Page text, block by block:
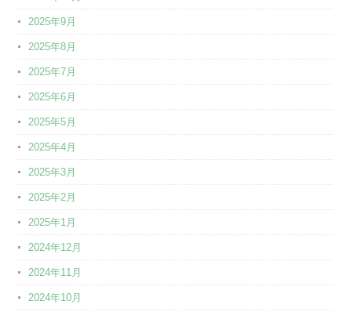
2025年9月
2025年8月
2025年7月
2025年6月
2025年5月
2025年4月
2025年3月
2025年2月
2025年1月
2024年12月
2024年11月
2024年10月